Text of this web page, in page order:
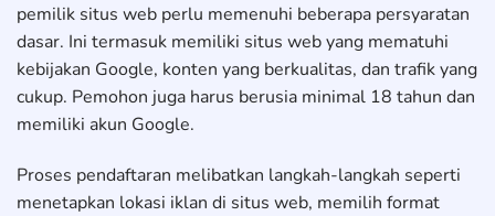
pemilik situs web perlu memenuhi beberapa persyaratan
dasar. Ini termasuk memiliki situs web yang mematuhi
kebijakan Google, konten yang berkualitas, dan trafik yang
cukup. Pemohon juga harus berusia minimal 18 tahun dan
memiliki akun Google.
Proses pendaftaran melibatkan langkah-langkah seperti
menetapkan lokasi iklan di situs web, memilih format